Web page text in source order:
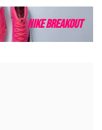
Nike Breakout